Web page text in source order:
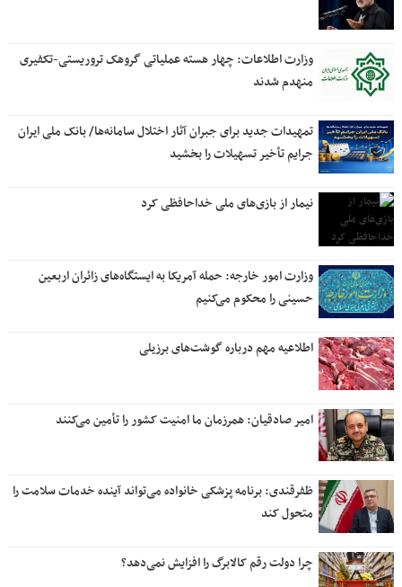
وزارت اطلاعات: چهار هسته‌ عملیاتی گروهک‌ تروریستی-تکفیری
منهدم شدند
تمهیدات جدید برای جبران آثار اختلال سامانه‌ها/ بانک ملی ایران
جرایم تأخیر تسهیلات را بخشید
نیمار از بازی‌های ملی خداحافظی کرد
وزارت امور خارجه: حمله آمریکا به ایستگاه‌های زائران اربعین
حسینی را محکوم می‌کنیم
اطلاعیه مهم درباره گوشت‌های برزیلی
امیر صادقیان: همرزمان ما امنیت کشور را تأمین می‌کنند
ظفرقندی: برنامه پزشکی خانواده می‌تواند آینده خدمات سلامت را
متحول کند
چرا دولت رقم کالابرگ را افزایش نمی‌دهد؟